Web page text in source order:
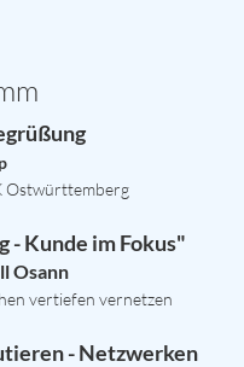
Ostwürttemberg
- Kunde im Fokus"
Osann
vertiefen vernetzen
- Netzwerken